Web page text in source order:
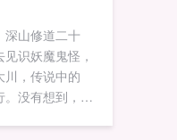
深山修道二十
识妖魔鬼怪，
川，传说中的
没有想到，走